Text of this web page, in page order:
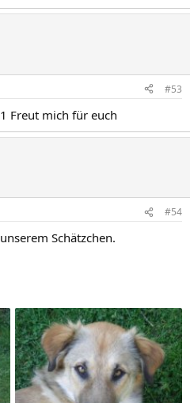
#53
Freut mich für euch
#54
Schätzchen.